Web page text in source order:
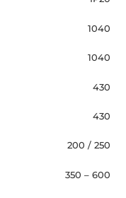
1040
1040
430
430
200 / 250
350 – 600